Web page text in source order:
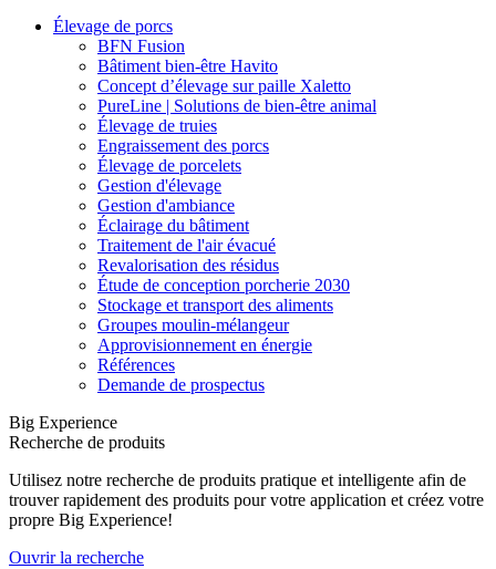
Élevage de porcs
BFN Fusion
Bâtiment bien-être Havito
Concept d’élevage sur paille Xaletto
PureLine | Solutions de bien-être animal
Élevage de truies
Engraissement des porcs
Élevage de porcelets
Gestion d'élevage
Gestion d'ambiance
Éclairage du bâtiment
Traitement de l'air évacué
Revalorisation des résidus
Étude de conception porcherie 2030
Stockage et transport des aliments
Groupes moulin-mélangeur
Approvisionnement en énergie
Références
Demande de prospectus
Big Experience
Recherche de produits
Utilisez notre recherche de produits pratique et intelligente afin de
trouver rapidement des produits pour votre application et créez votre
propre Big Experience!
Ouvrir la recherche